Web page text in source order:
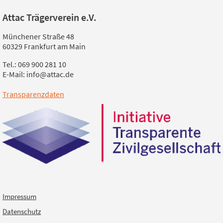
Attac Trägerverein e.V.
Münchener Straße 48
60329 Frankfurt am Main
Tel.: 069 900 281 10
E-Mail: info@attac.de
Transparenzdaten
Impressum
Datenschutz